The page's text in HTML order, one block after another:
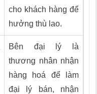
cho khách hàng để
hưởng thù lao.
Bên đại lý là
thương nhân nhận
hàng hoá để làm
đại lý bán, nhận